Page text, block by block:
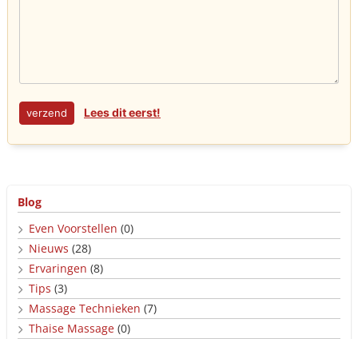
Lees dit eerst!
Blog
Even Voorstellen (0)
Nieuws (28)
Ervaringen (8)
Tips (3)
Massage Technieken (7)
Thaise Massage (0)